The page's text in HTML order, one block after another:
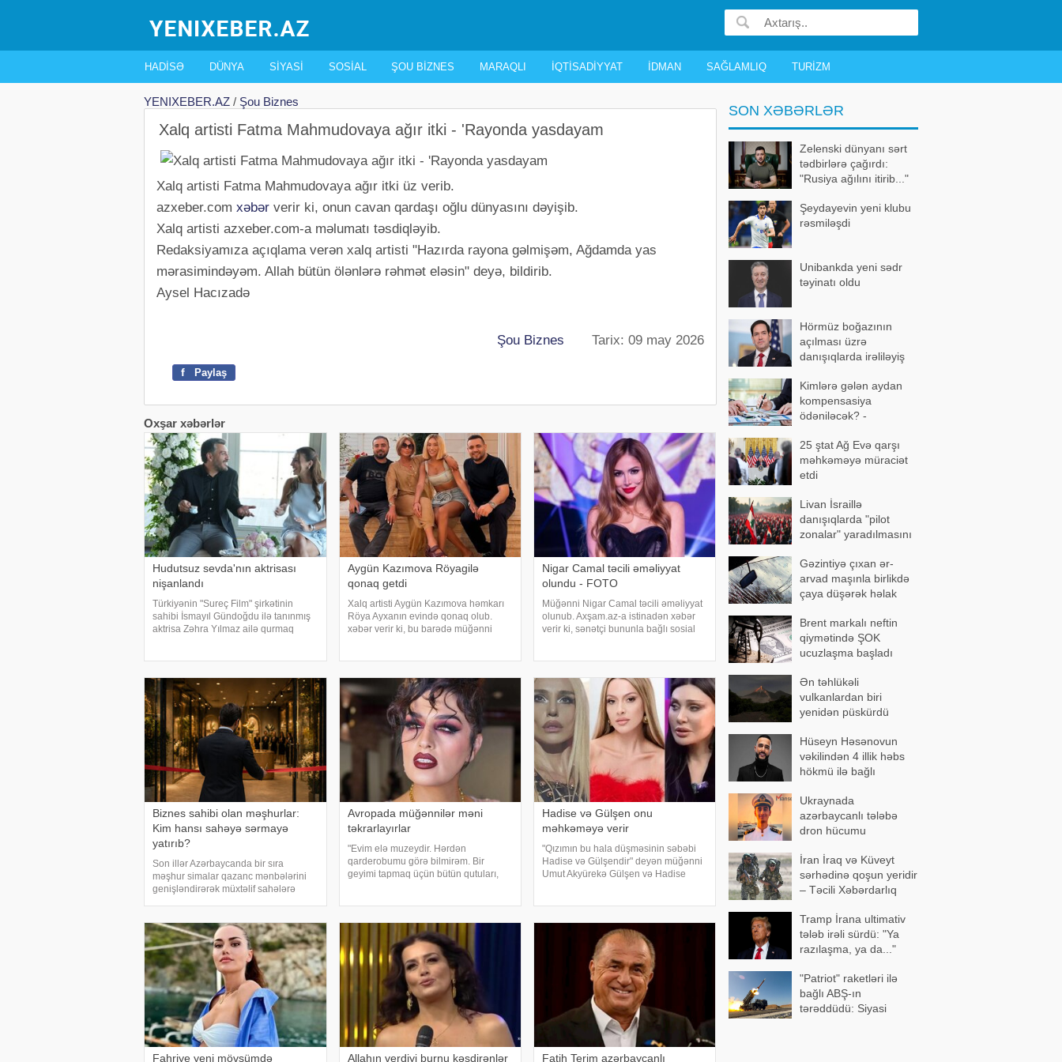
HADISƏ DÜNYA SIYASI SOSIAL ŞOU BIZNES MARAQLI İQTISADIYYAT İDMAN SAĞLAMLIQ TURIZM
YENIXEBER.AZ / Şou Biznes
Xalq artisti Fatma Mahmudovaya ağır itki - 'Rayonda yasdayam
Xalq artisti Fatma Mahmudovaya ağır itki üz verib.
azxeber.com xəbər verir ki, onun cavan qardaşı oğlu dünyasını dəyişib.
Xalq artisti azxeber.com-a məlumatı təsdiqləyib.
Redaksiyamıza açıqlama verən xalq artisti "Hazırda rayona gəlmişəm, Ağdamda yas
mərasimindəyəm. Allah bütün ölənlərə rəhmət eləsin" deyə, bildirib.
Aysel Hacızadə
Şou Biznes Tarix: 09 may 2026
f Paylaş
Oxşar xəbərlər
Hudutsuz sevda'nın aktrisası
nişanlandı
Türkiyənin "Sureç Film" şirkətinin
sahibi İsmayıl Gündoğdu ilə tanınmış
aktrisa Zəhra Yılmaz ailə qurmaq
tanınmış simala
Aygün Kazımova Röyagilə
qonaq getdi
Xalq artisti Aygün Kazımova həmkarı
Röya Ayxanın evində qonaq olub.
xəbər verir ki, bu barədə müğənni
səbəb olub
Nigar Camal təcili əməliyyat
olundu - FOTO
Müğənni Nigar Camal təcili əməliyyat
olunub. Axşam.az-a istinadən xəbər
verir ki, sənətçi bununla bağlı sosial
gözlənilmədə
Biznes sahibi olan məşhurlar:
Kim hansı sahəyə sərmayə
yatırıb?
Son illər Azərbaycanda bir sıra
məşhur simalar qazanc mənbələrini
genişləndirərək müxtəlif sahələrə
sektorunda fəaliyyət göstərən, öz
adları il
Avropada müğənnilər məni
təkrarlayırlar
"Evim elə muzeydir. Hərdən
qarderobumu görə bilmirəm. Bir
geyimi tapmaq üçün bütün qutuları,
Əməkdar artis
Hadise və Gülşen onu
məhkəməyə verir
"Qızımın bu hala düşməsinin səbəbi
Hadise və Gülşendir" deyən müğənni
Umut Akyürekə Gülşen və Hadise
Fahriye yeni mövsümdə Allahın verdiyi burnu kəsdirənlər Fatih Terim azərbaycanlı
SON XƏBƏRLƏR
Zelenski dünyanı sərt
tədbirlərə çağırdı:
"Rusiya ağılını itirib..."
Şeydayevin yeni klubu
rəsmiləşdi
Unibankda yeni sədr
təyinatı oldu
Hörmüz boğazının
açılması üzrə
danışıqlarda irəliləyiş
Kimlərə gələn aydan
kompensasiya
ödəniləcək? -
25 ştat Ağ Evə qarşı
məhkəməyə müraciət
etdi
Livan İsraillə
danışıqlarda "pilot
zonalar" yaradılmasını
Gəzintiyə çıxan ər-
arvad maşınla birlikdə
çaya düşərək həlak
Brent markalı neftin
qiymətində ŞOK
ucuzlaşma başladı
Ən təhlükəli
vulkanlardan biri
yenidən püskürdü
Hüseyn Həsənovun
vəkilindən 4 illik həbs
hökmü ilə bağlı
Ukraynada
azərbaycanlı tələbə
dron hücumu
Vəziyyəti ağırdırİran İraq və Küveyt
sərhədinə qoşun yeridir
– Təcili Xəbərdarlıq
Tramp İrana ultimativ
tələb irəli sürdü: "Ya
razılaşma, ya da..."
"Patriot" raketləri ilə
bağlı ABŞ-ın
tərəddüdü: Siyasi